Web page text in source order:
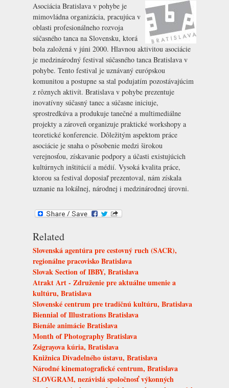
Asociácia Bratislava v pohybe je
mimovládna organizácia, pracujúca v
oblasti profesionálneho rozvoja
súčasného tanca na Slovensku, ktorá
bola založená v júni 2000. Hlavnou aktivitou asociácie
je medzinárodný festival súčasného tanca Bratislava v
pohybe. Tento festival je uznávaný európskou
komunitou a postupne sa stal podujatím pozostávajúcim
z rôznych aktivít. Bratislava v pohybe prezentuje
inovatívny súčasný tanec a súčasne iniciuje,
sprostredkúva a produkuje tanečné a multimediálne
projekty a zároveň organizuje praktické workshopy a
teoretické konferencie. Dôležitým aspektom práce
asociácie je snaha o pôsobenie medzi širokou
verejnosťou, získavanie podpory a účasti existujúcich
kultúrnych inštitúcií a médií. Vysoká kvalita práce,
ktorou sa festival doposiaľ prezentoval, nám získala
uznanie na lokálnej, národnej i medzinárodnej úrovni.
Related
Slovenská agentúra pre cestovný ruch (SACR),
regionálne pracovisko Bratislava
Slovak Section of IBBY, Bratislava
Atrakt Art - Združenie pre aktuálne umenie a
kultúru, Bratislava
Slovenské centrum pre tradičnú kultúru, Bratislava
Biennial of Illustrations Bratislava
Bienále animácie Bratislava
Month of Photography Bratislava
Zsigrayova kúria, Bratislava
Knižnica Divadelného ústavu, Bratislava
Národné kinematografické centrum, Bratislava
SLOVGRAM, nezávislá spoločnosť výkonných